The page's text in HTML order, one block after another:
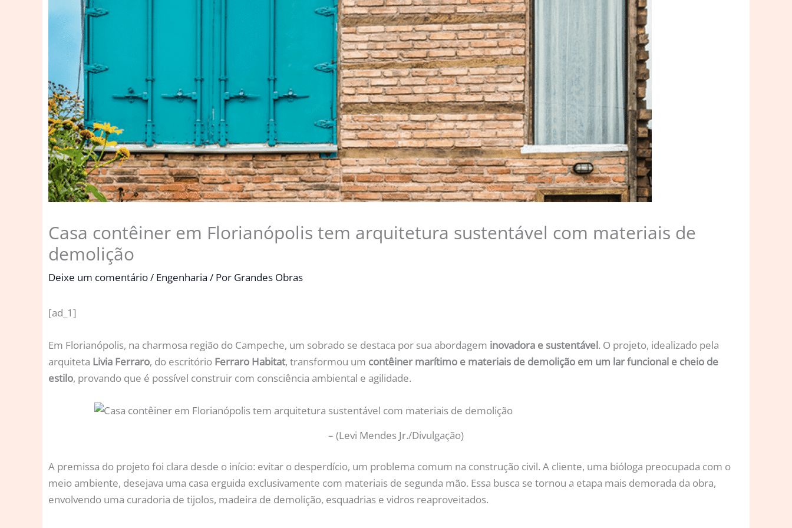
Casa contêiner em Florianópolis tem arquitetura sustentável com materiais de
demolição
Deixe um comentário/ Engenharia / Por Grandes Obras
[ad_1]
Em Florianópolis, na charmosa região do Campeche, um sobrado se destaca por sua abordagem inovadora e sustentável. O projeto, idealizado pela
arquiteta Livia Ferraro, do escritório Ferraro Habitat, transformou um contêiner marítimo e materiais de demolição em um lar funcional e cheio de
estilo, provando que é possível construir com consciência ambiental e agilidade.
– (Levi Mendes Jr./Divulgação)
A premissa do projeto foi clara desde o início: evitar o desperdício, um problema comum na construção civil. A cliente, uma bióloga preocupada com o
meio ambiente, desejava uma casa erguida exclusivamente com materiais de segunda mão. Essa busca se tornou a etapa mais demorada da obra,
envolvendo uma curadoria de tijolos, madeira de demolição, esquadrias e vidros reaproveitados.